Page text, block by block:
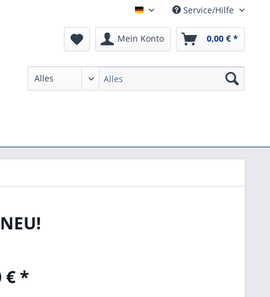
German Service/Hilfe
Mein Konto 0,00 € *
€ *